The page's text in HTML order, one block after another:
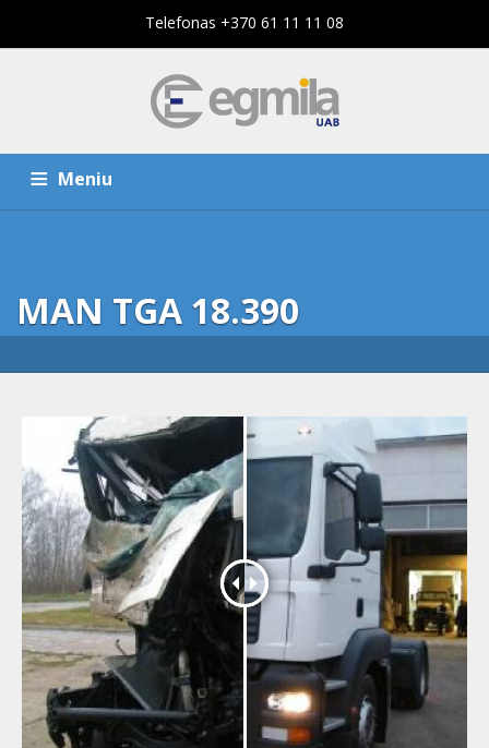
Telefonas +370 61 11 11 08
Meniu
KOMPANIJA
MAN TGA 18.390